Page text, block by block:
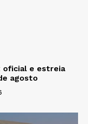
oficial e estreia
agosto